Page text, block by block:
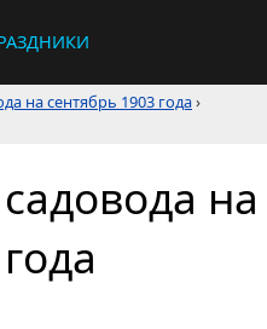
на сентябрь 1903 года›